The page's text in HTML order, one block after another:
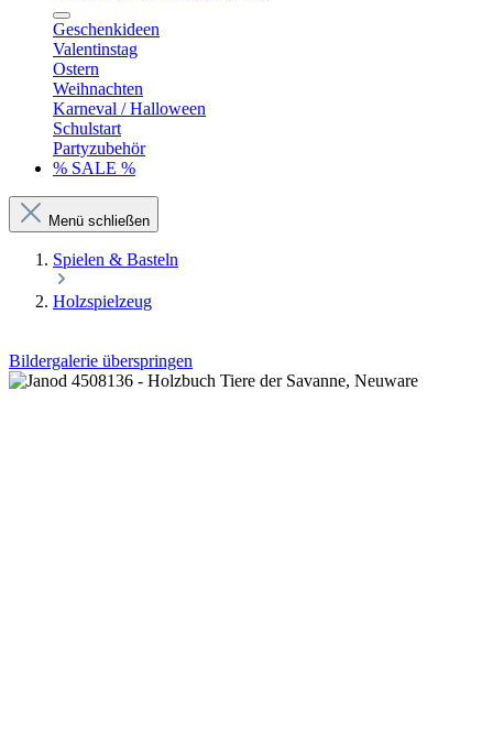
Geschenkideen
Valentinstag
Ostern
Weihnachten
Karneval / Halloween
Schulstart
Partyzubehör
% SALE %
Menü schließen
Spielen & Basteln
Holzspielzeug
Bildergalerie überspringen